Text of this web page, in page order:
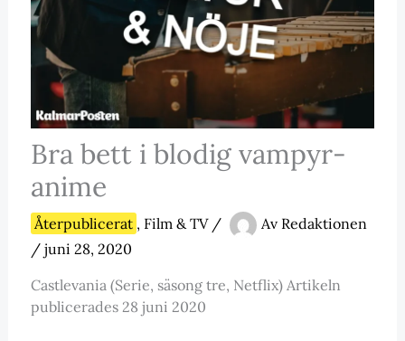
Bra bett i blodig vampyr-
anime
Återpublicerat , Film & TV/ Av Redaktionen
/ juni 28, 2020
Castlevania (Serie, säsong tre, Netflix) Artikeln
publicerades 28 juni 2020